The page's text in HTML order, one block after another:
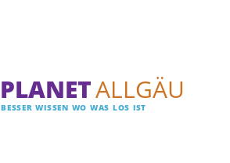
PLANETALLGÄU
BESSER WISSEN WO WAS LOS IST